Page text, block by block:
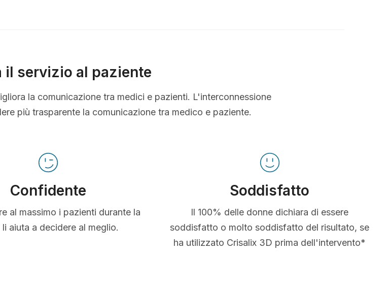
il servizio al paziente
la comunicazione tra medici e pazienti. L'interconnessione
più trasparente la comunicazione tra medico e paziente.
Confidente
al massimo i pazienti durante la
aiuta a decidere al meglio.
Soddisfatto
Il 100% delle donne dichiara di essere
soddisfatto o molto soddisfatto del risultato, se
ha utilizzato Crisalix 3D prima dell'intervento*